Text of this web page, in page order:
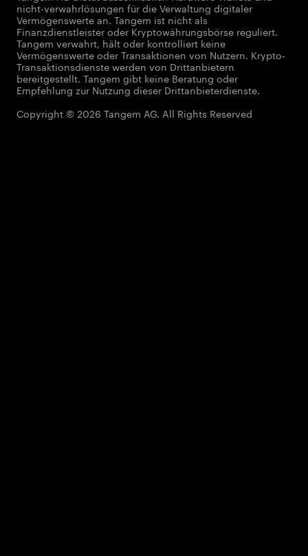
nicht-verwahrlösungen für die Verwaltung digitaler
Vermögenswerte an. Tangem ist nicht als
Finanzdienstleister oder Kryptowährungsbörse reguliert.
Tangem verwahrt, hält oder kontrolliert keine
Vermögenswerte oder Transaktionen von Nutzern. Krypto-
Transaktionsdienste werden von Drittanbietern
bereitgestellt. Tangem gibt keine Beratung oder
Empfehlung zur Nutzung dieser Drittanbieterdienste.